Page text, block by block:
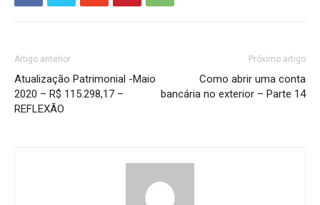
Artigo anterior
Atualização Patrimonial -Maio
2020 – R$ 115.298,17 –
REFLEXÃO
Próximo artigo
Como abrir uma conta
bancária no exterior – Parte 14